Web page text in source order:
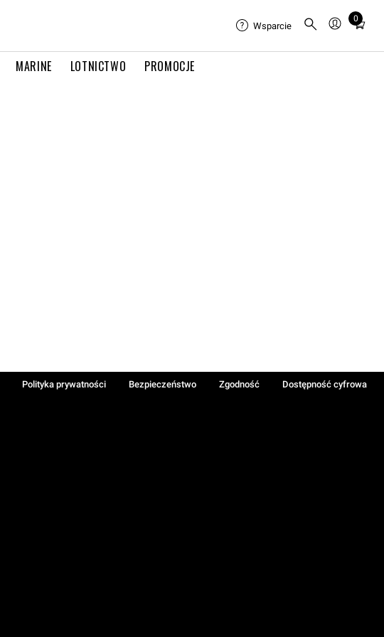
MARINE LOTNICTWO PROMOCJE
Wsparcie
0
Total
in
Polityka prywatności Bezpieczeństwo Zgodność
Dostępność cyfrowa